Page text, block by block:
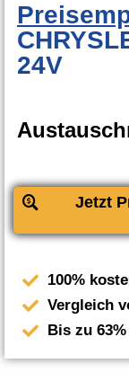
24V
Jetzt
100%
Vergleich
Bis zu